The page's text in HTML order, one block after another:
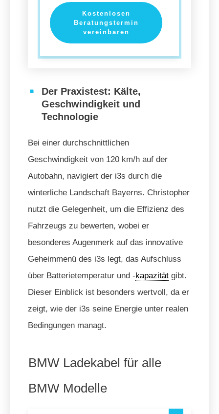
Kostenlosen
Beratungstermin
vereinbaren
Der Praxistest: Kälte,
Geschwindigkeit und
Technologie
Bei einer durchschnittlichen
Geschwindigkeit von 120 km/h auf der
Autobahn, navigiert der i3s durch die
winterliche Landschaft Bayerns. Christopher
nutzt die Gelegenheit, um die Effizienz des
Fahrzeugs zu bewerten, wobei er
besonderes Augenmerk auf das innovative
Geheimmenü des i3s legt, das Aufschluss
über Batterietemperatur und -kapazität gibt.
Dieser Einblick ist besonders wertvoll, da er
zeigt, wie der i3s seine Energie unter realen
Bedingungen managt.
BMW Ladekabel für alle
BMW Modelle